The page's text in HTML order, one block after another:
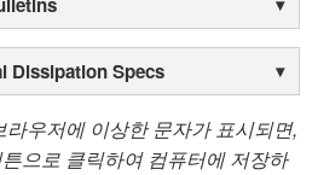
Dissipation Specs
우저에 이상한 문자가 표시되면,
으로 클릭하여 컴퓨터에 저장하